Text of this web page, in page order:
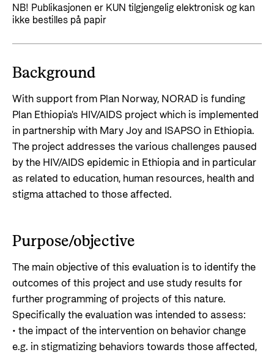
Styresett og økonomisk utvikling
For næringslivet
Statsgarantiordningen for investeringer i
Norad - Partnerskap med privat sektor
Nyttige lenker
Viktige dokumenter og lenker
Partnerfordeling
Evalueringer (Norec)
Historie
Kontakt
Kontakt oss
Norads Varslingstjeneste
Presse og media
Logo
Personvern
NB! Publikasjonen er KUN tilgjengelig elektronisk og kan
ikke bestilles på papir
Background
With support from Plan Norway, NORAD is funding
Plan Ethiopia's HIV/AIDS project which is implemented
in partnership with Mary Joy and ISAPSO in Ethiopia.
The project addresses the various challenges paused
by the HIV/AIDS epidemic in Ethiopia and in particular
as related to education, human resources, health and
stigma attached to those affected.
Purpose/objective
The main objective of this evaluation is to identify the
outcomes of this project and use study results for
further programming of projects of this nature.
Specifically the evaluation was intended to assess:
• the impact of the intervention on behavior change
e.g. in stigmatizing behaviors towards those affected,